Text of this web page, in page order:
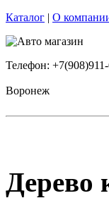
Каталог | О
Телефон:
Воронеж
Дерево